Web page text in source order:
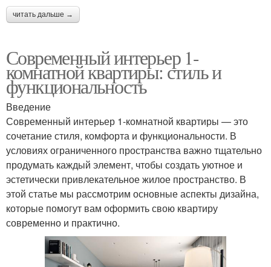
читать дальше →
Современный интерьер 1-
комнатной квартиры: стиль и
функциональность
Введение
Современный интерьер 1-комнатной квартиры — это
сочетание стиля, комфорта и функциональности. В
условиях ограниченного пространства важно тщательно
продумать каждый элемент, чтобы создать уютное и
эстетически привлекательное жилое пространство. В
этой статье мы рассмотрим основные аспекты дизайна,
которые помогут вам оформить свою квартиру
современно и практично.